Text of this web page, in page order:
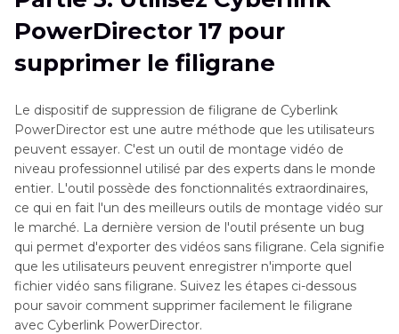
PowerDirector 17 pour
supprimer le filigrane
Le dispositif de suppression de filigrane de Cyberlink
PowerDirector est une autre méthode que les utilisateurs
peuvent essayer. C'est un outil de montage vidéo de
niveau professionnel utilisé par des experts dans le monde
entier. L'outil possède des fonctionnalités extraordinaires,
ce qui en fait l'un des meilleurs outils de montage vidéo sur
le marché. La dernière version de l'outil présente un bug
qui permet d'exporter des vidéos sans filigrane. Cela signifie
que les utilisateurs peuvent enregistrer n'importe quel
fichier vidéo sans filigrane. Suivez les étapes ci-dessous
pour savoir comment supprimer facilement le filigrane
avec Cyberlink PowerDirector.